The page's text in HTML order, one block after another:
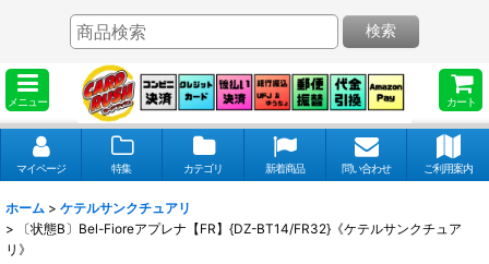
メニュー カート
検索
マイページ 特集 カテゴリ 新着商品 問い合わせ ご利用案内
ホーム > ケテルサンクチュアリ
>
〔状態B〕Bel-Fioreアプレナ【FR】{DZ-BT14/FR32}《ケテルサンクチュア
リ》